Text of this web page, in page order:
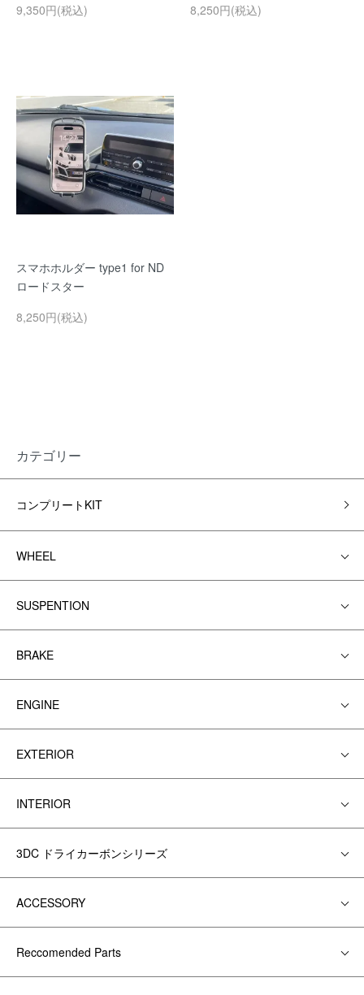
9,350円(税込)
8,250円(税込)
スマホホルダー type1 for ND
ロードスター
8,250円(税込)
カテゴリー
コンプリートKIT
WHEEL
SUSPENTION
BRAKE
ENGINE
EXTERIOR
INTERIOR
3DC ドライカーボンシリーズ
ACCESSORY
Reccomended Parts